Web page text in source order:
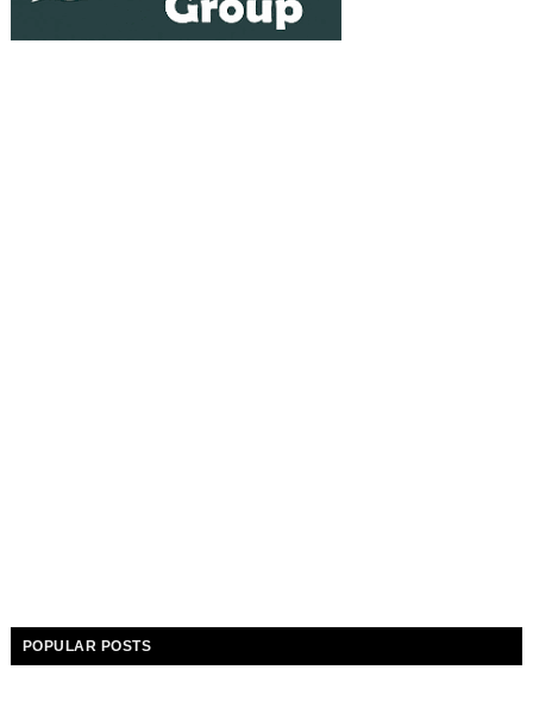
POPULAR POSTS